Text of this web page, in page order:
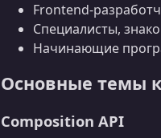
Frontend-
Специалисты,
Начинающие
Основные темы
Composition API